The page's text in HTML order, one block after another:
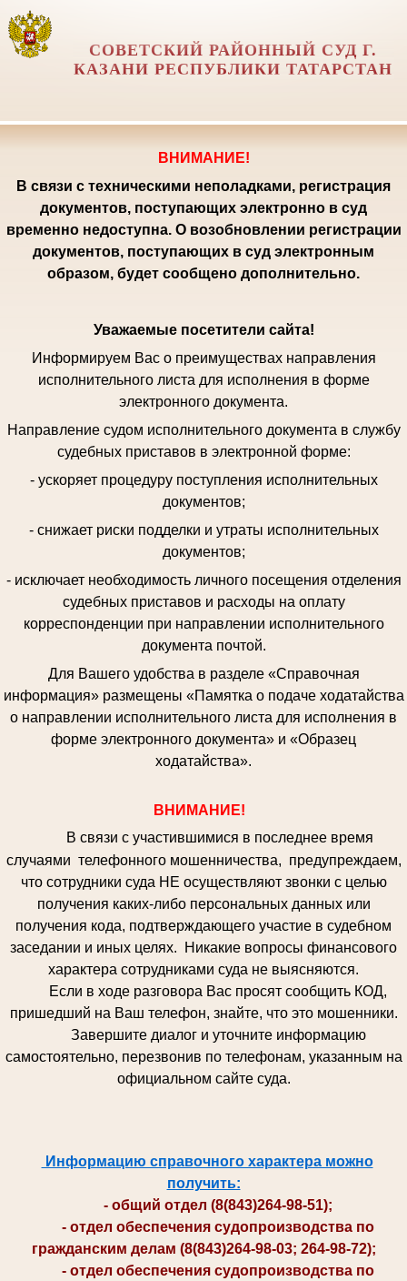
СОВЕТСКИЙ РАЙОННЫЙ СУД Г.
КАЗАНИ РЕСПУБЛИКИ ТАТАРСТАН
ВНИМАНИЕ!
В связи с техническими неполадками, регистрация
документов, поступающих электронно в суд
временно недоступна. О возобновлении регистрации
документов, поступающих в суд электронным
образом, будет сообщено дополнительно.
Уважаемые посетители сайта!
Информируем Вас о преимуществах направления
исполнительного листа для исполнения в форме
электронного документа.
Направление судом исполнительного документа в службу
судебных приставов в электронной форме:
- ускоряет процедуру поступления исполнительных
документов;
- снижает риски подделки и утраты исполнительных
документов;
- исключает необходимость личного посещения отделения
судебных приставов и расходы на оплату
корреспонденции при направлении исполнительного
документа почтой.
Для Вашего удобства в разделе «Справочная
информация» размещены «Памятка о подаче ходатайства
о направлении исполнительного листа для исполнения в
форме электронного документа» и «Образец
ходатайства».
ВНИМАНИЕ!
В связи с участившимися в последнее время
случаями телефонного мошенничества, предупреждаем,
что сотрудники суда НЕ осуществляют звонки с целью
получения каких-либо персональных данных или
получения кода, подтверждающего участие в судебном
заседании и иных целях. Никакие вопросы финансового
характера сотрудниками суда не выясняются.
Если в ходе разговора Вас просят сообщить КОД,
пришедший на Ваш телефон, знайте, что это мошенники.
Завершите диалог и уточните информацию
самостоятельно, перезвонив по телефонам, указанным на
официальном сайте суда.
Информацию справочного характера можно
получить:
- общий отдел (8(843)264-98-51);
- отдел обеспечения судопроизводства по
гражданским делам (8(843)264-98-03; 264-98-72);
- отдел обеспечения судопроизводства по